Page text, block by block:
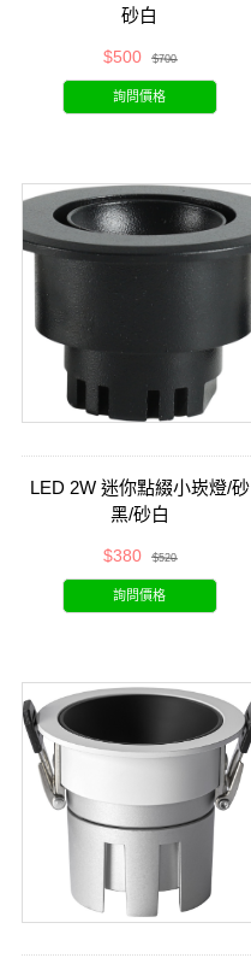
砂白
$500 $700
詢問價格
LED 2W 迷你點綴小崁燈/砂
黑/砂白
$380 $520
詢問價格